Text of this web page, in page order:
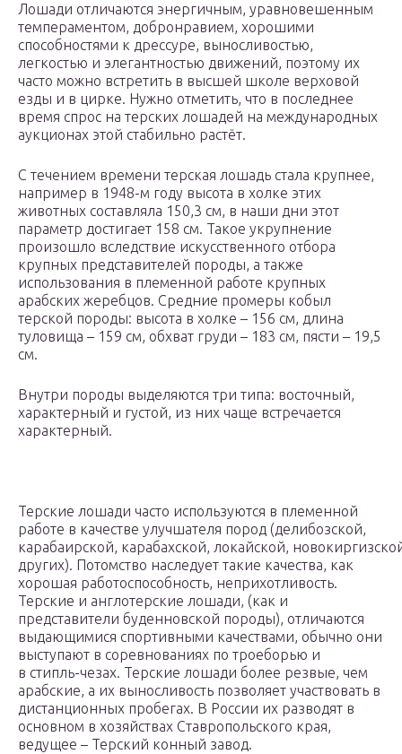
Лошади отличаются энергичным, уравновешенным
темпераментом, добронравием, хорошими
способностями к дрессуре, выносливостью,
легкостью и элегантностью движений, поэтому их
часто можно встретить в высшей школе верховой
езды и в цирке. Нужно отметить, что в последнее
время спрос на терских лошадей на международных
аукционах этой стабильно растёт.
С течением времени терская лошадь стала крупнее,
например в 1948-м году высота в холке этих
животных составляла 150,3 см, в наши дни этот
параметр достигает 158 см. Такое укрупнение
произошло вследствие искусственного отбора
крупных представителей породы, а также
использования в племенной работе крупных
арабских жеребцов. Средние промеры кобыл
терской породы: высота в холке – 156 см, длина
туловища – 159 см, обхват груди – 183 см, пясти – 19,5
см.
Внутри породы выделяются три типа: восточный,
характерный и густой, из них чаще встречается
характерный.
Терские лошади часто используются в племенной
работе в качестве улучшателя пород (делибозской,
карабаирской, карабахской, локайской,
других). Потомство наследует такие качества, как
хорошая работоспособность, неприхотливость.
Терские и англотерские лошади, (как и
представители буденновской породы), отличаются
выдающимися спортивными качествами, обычно они
выступают в соревнованиях по троеборью и
в стипль-чезах. Терские лошади более резвые, чем
арабские, а их выносливость позволяет участвовать в
дистанционных пробегах. В России их разводят в
основном в хозяйствах Ставропольского края,
ведущее – Терский конный завод.